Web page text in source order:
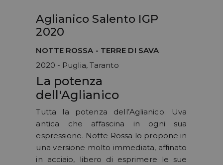
Aglianico Salento IGP
2020
NOTTE ROSSA - TERRE DI SAVA
2020 - Puglia, Taranto
La potenza
dell'Aglianico
Tutta la potenza dell’Aglianico. Uva
antica che affascina in ogni sua
espressione. Notte Rossa lo propone in
una versione molto immediata, affinato
in acciaio, libero di esprimere le sue